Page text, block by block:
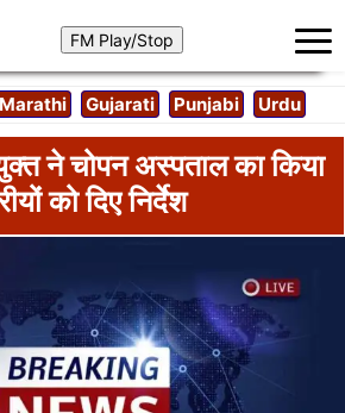
Marathi Gujarati Punjabi Urdu
ने चोपन अस्पताल का किया
को दिए निर्देश